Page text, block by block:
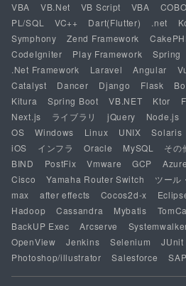
VBA
VB.Net VB Script VBA
PL/SQL
VC++ Dart(Flutter) .net
Symphony
Zend Framework
CodeIgniter
Play Framework Spring
.Net Framework
Laravel Angular
Catalyst
Dancer Django Flask
Kitura
Spring Boot VB.NET Ktor
Next.js
ライブラリ jQuery Node.js
OS
Windows Linux UNIX Solaris
iOS
インフラ Oracle MySQL その
BIND
PostFix Vmware GCP Azure
Cisco
Yamaha Router Switch ツール
max
after effects Cocos2d-x
Hadoop
Cassandra Mybatis
BackUP Exec
Arcserve
OpenView
Jenkins Selenium JUnit
Photoshop/illustrator
Salesforce SAP